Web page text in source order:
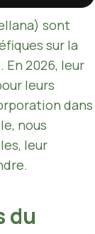
sont
sur la
2026, leur
leurs
dans
nous
leur
du